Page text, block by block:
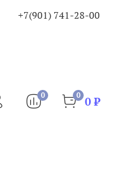
+7(901) 741-28-00
0 0 0 ₽